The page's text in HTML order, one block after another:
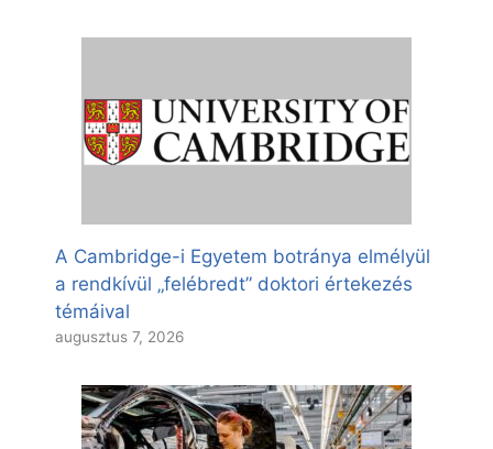
A Cambridge-i Egyetem botránya elmélyül
a rendkívül „felébredt” doktori értekezés
témáival
augusztus 7, 2026